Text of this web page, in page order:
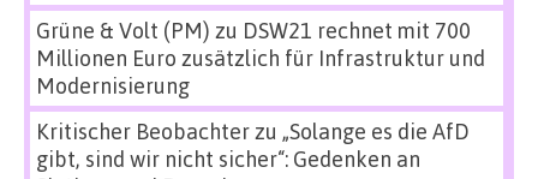
Grüne & Volt (PM) zu DSW21 rechnet mit 700
Millionen Euro zusätzlich für Infrastruktur und
Modernisierung
Kritischer Beobachterzu „Solange es die AfD
gibt, sind wir nicht sicher“: Gedenken an